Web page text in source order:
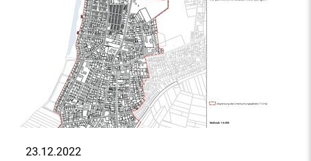
23.12.2022